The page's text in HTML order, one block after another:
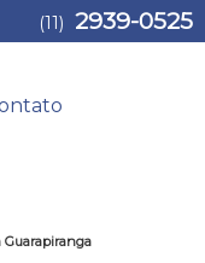
(11) 2939-0525